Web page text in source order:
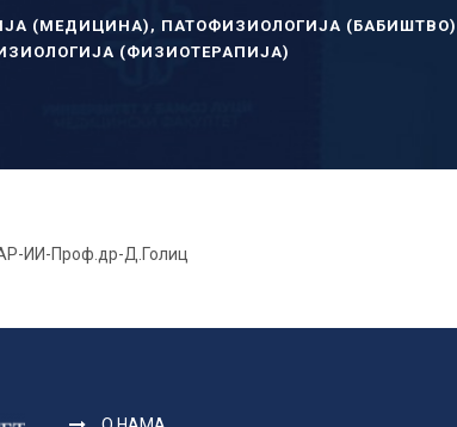
(МЕДИЦИНА) , ПАТОФИЗИОЛОГИЈА (БАБИШТВО)
(ФИЗИОТЕРАПИЈА)
ИИ-Проф.др-Д.Голиц